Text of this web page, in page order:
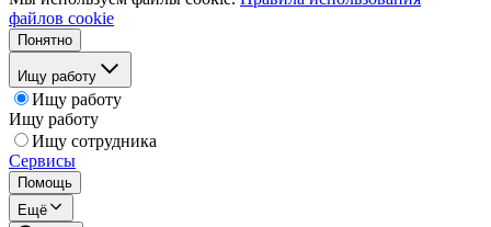
файлов cookie
Понятно
Ищу работу
Ищу работу
Ищу работу
Ищу сотрудника
Сервисы
Помощь
Ещё